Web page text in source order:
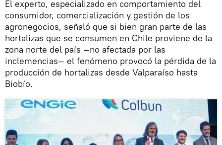
El experto, especializado en comportamiento del
consumidor, comercialización y gestión de los
agronegocios, señaló que si bien gran parte de las
hortalizas que se consumen en Chile proviene de la
zona norte del país —no afectada por las
inclemencias— el fenómeno provocó la pérdida de la
producción de hortalizas desde Valparaíso hasta
Biobío.